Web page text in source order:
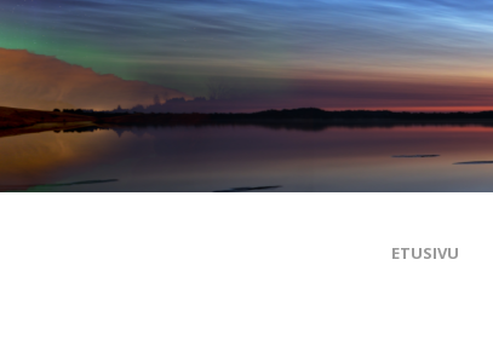
ETUSIVU